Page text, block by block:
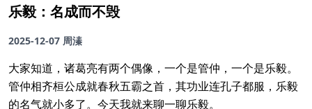
乐毅：名成而不毁
2025-12-07 周溱
大家知道，诸葛亮有两个偶像，一个是管仲，一个是乐毅。
管仲相齐桓公成就春秋五霸之首，其功业连孔子都服，乐毅
的名气就小多了。今天我就来聊一聊乐毅。